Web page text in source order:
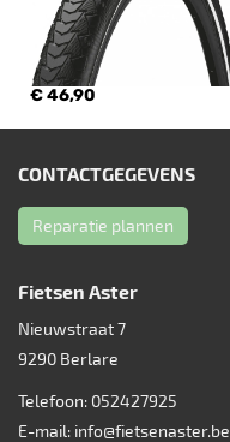
€ 46,90
CONTACTGEGEVENS
Reparatie plannen
Fietsen Aster
Nieuwstraat 7
9290 Berlare
Telefoon: 052427925
E-mail: info@fietsenaster.be